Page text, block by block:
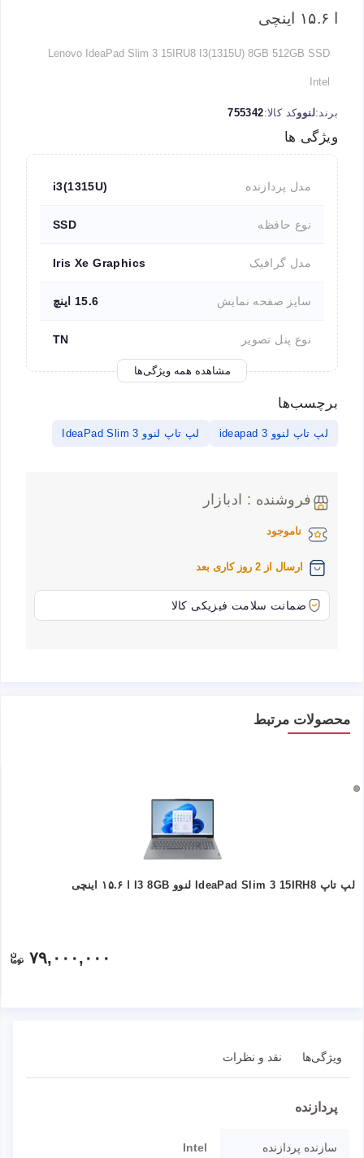
Lenovo IdeaPad Slim 3 15IRU8 I3(1315U) 8GB 512GB SSD
Intel
برند:لنووکد کالا:755342
ویژگی ها
مدل پردازنده i3(1315U)
نوع حافظه SSD
مدل گرافیک Iris Xe Graphics
سایز صفحه نمایش 15.6 اینچ
نوع پنل تصویر TN
مشاهده همه ویژگی‌ها
برچسب‌ها
لپ تاپ لنوو ideapad 3 لپ تاپ لنوو IdeaPad Slim 3
فروشنده : ادبازار
ناموجود
ارسال از 2 روز کاری بعد
ضمانت سلامت فیزیکی کالا
محصولات مرتبط
لپ تاپ IdeaPad Slim 3 15IRH8 لنوو I3 8GB ا ۱۵.۶ اینچی
۷۹,۰۰۰,۰۰۰
ویژگی‌ها نقد و نظرات
پردازنده
سازنده پردازنده Intel